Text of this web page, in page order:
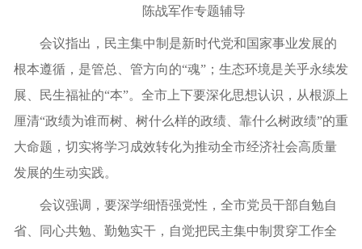
陈战军作专题辅导
会议指出，民主集中制是新时代党和国家事业发展的
根本遵循，是管总、管方向的“魂”；生态环境是关乎永续发
展、民生福祉的“本”。全市上下要深化思想认识，从根源上
厘清“政绩为谁而树、树什么样的政绩、靠什么树政绩”的重
大命题，切实将学习成效转化为推动全市经济社会高质量
发展的生动实践。
会议强调，要深学细悟强党性，全市党员干部自勉自
省、同心共勉、勤勉实干，自觉把民主集中制贯穿工作全